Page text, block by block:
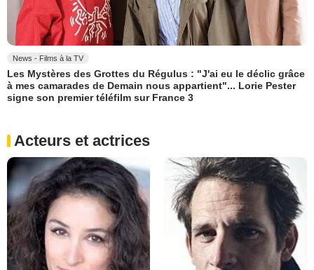
News - Films à la TV
Les Mystères des Grottes du Régulus : "J'ai eu le déclic grâce
à mes camarades de Demain nous appartient"... Lorie Pester
signe son premier téléfilm sur France 3
Acteurs et actrices